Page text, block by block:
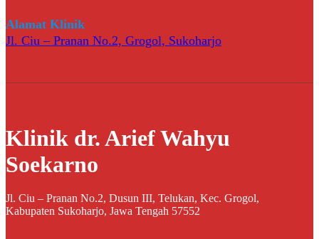
Alamat Klinik
Jl. Ciu – Pranan No.2, Grogol, Sukoharjo
Klinik dr. Arief Wahyu
Soekarno
Jl. Ciu – Pranan No.2, Dusun III, Telukan, Kec. Grogol,
Kabupaten Sukoharjo, Jawa Tengah 57552